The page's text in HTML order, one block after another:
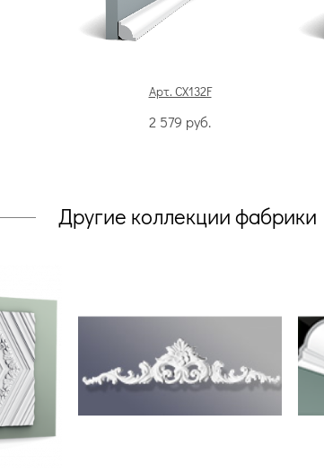
Арт. CX132F
2 579 руб.
Другие коллекции фабрики